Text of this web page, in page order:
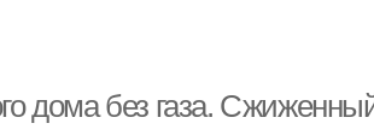
дома без газа.